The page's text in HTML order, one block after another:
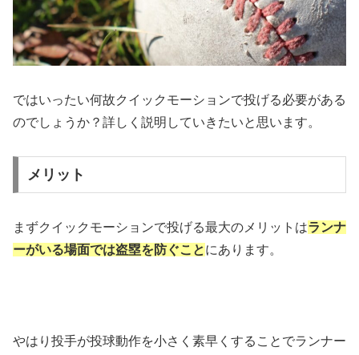
ではいったい何故クイックモーションで投げる必要がある
のでしょうか？詳しく説明していきたいと思います。
メリット
まずクイックモーションで投げる最大のメリットはランナ
ーがいる場面では盗塁を防ぐことにあります。
やはり投手が投球動作を小さく素早くすることでランナー